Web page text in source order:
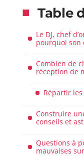
Table
Le DJ, chef
pourquoi son
Combien de
réception de
Répartir
Construire
conseils et
Questions à
mauvaises